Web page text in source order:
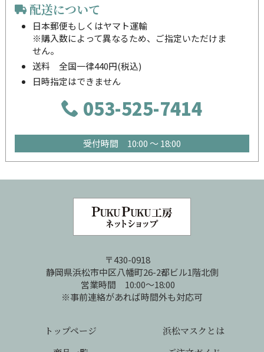
配送について
日本郵便もしくはヤマト運輸
※購入数によって異なるため、ご指定いただけま
せん。
送料 全国一律440円(税込)
日時指定はできません
053-525-7414
受付時間 10:00 ～ 18:00
〒430-0918
静岡県浜松市中区八幡町26-2都ビル1階北側
営業時間 10:00～18:00
※事前連絡があれば時間外も対応可
トップページ
浜松マスクとは